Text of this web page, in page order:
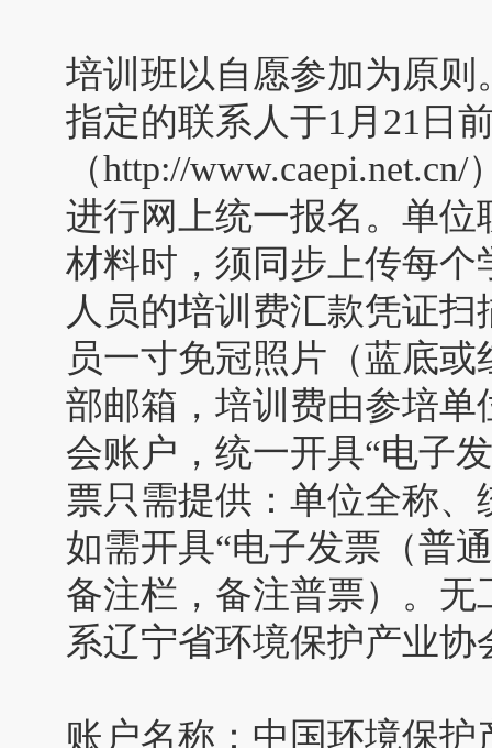
培训班以自愿参加为原
指定的联系人于1月21日
（http://
进行网上统一报名。单
材料时，须同步上传每
人员的培训费汇款凭证
员一寸免冠照片（蓝底
部邮箱，培训费由参培
会账户，统一开具“电子
票只需提供：单位全称
如需开具“电子发票（普
备注栏，备注普票）。
系辽宁省环境保护产业
账户名称：中国环境保护